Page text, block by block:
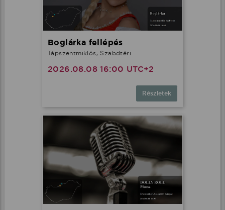
Boglárka fellépés
Tápszentmiklós, Szabdtéri
2026.08.08 16:00 UTC+2
Részletek